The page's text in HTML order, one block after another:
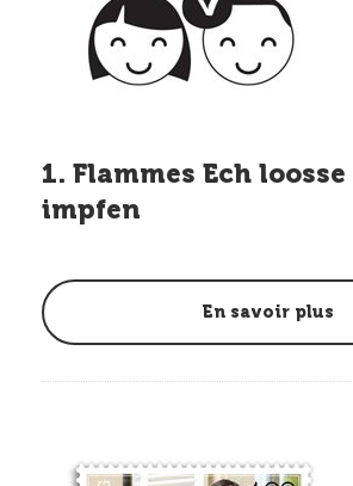
1. Flammes Ech
impfen
En savoir plus